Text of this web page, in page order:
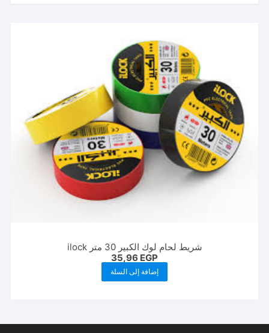
شريط لحام لوك الكبير 30 متر ilock
35,96 EGP
إضافة إلى السلة